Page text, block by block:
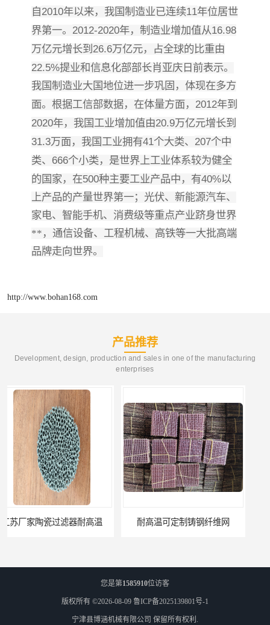
自 2010年以来，我国制造业已连续11年位居世
界第一。 2012-2020年，制造业增加值从16.98
万亿元增长到 26.6万亿元，占全球的比重由
22.5%提业和信息化部部长肖亚庆日前表示。
我国制造业大国地位进一步巩固，体现在多方
面。根据工信部数据，在体量方面， 2012年到
2020年，我国工业增加值由20.9万亿元增长到
31.3万面，我国工业拥有41个大类、 207个中
类、 666个小类，是世界上工业体系较为健全
的国家，在500种主要工业产品中，有40%以
上产品的产量世界第一；光伏、新能源汽车、
家电、智能手机、消费级等重点产业跻身世界
**，通信设备、工程机械、高铁等一大批高端
品牌走向世界。
http://www.bohan168.com
产品推荐
Development, design, production and sales in one of the manufacturing
enterprises
耐高温可定制铸钢纤维网
您是第1585910位访客
版权所有 ©2026-08-09 鲁ICP备2025139801号-1
宁津县博涵机械有限公司 保留所有权利.